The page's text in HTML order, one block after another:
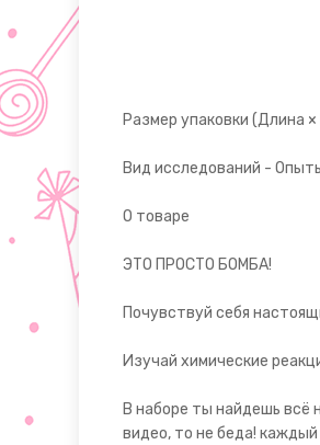
Размер упаковки (Длина
Вид исследований -
О товаре
ЭТО ПРОСТО БОМБА!
Почувствуй себя
Изучай химические
В наборе ты найдешь всё
видео, то не беда!